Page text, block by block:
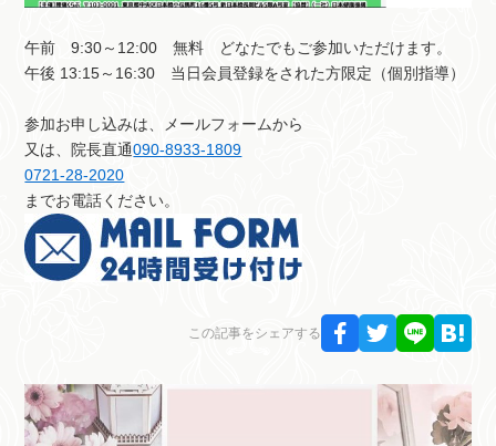
午前 9:30～12:00 無料 どなたでもご参加いただけます。
午後 13:15～16:30 当日会員登録をされた方限定（個別指導）
参加お申し込みは、メールフォームから
又は、院長直通090-8933-1809
0721-28-2020
までお電話ください。
この記事をシェアする